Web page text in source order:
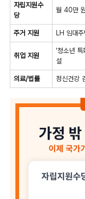
자립지원수
당
월 40만
주거 지원 LH 임대
취업 지원
'청소년 특
설
의료/법률 정신건강